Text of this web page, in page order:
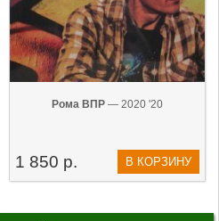
Рома ВПР — 2020 '20
1 850 р. В КОРЗИНУ